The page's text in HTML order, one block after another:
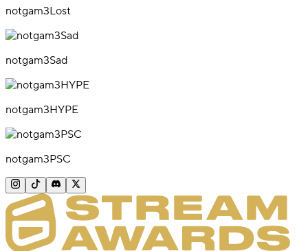
notgam3Lost
notgam3Sad
notgam3HYPE
notgam3PSC